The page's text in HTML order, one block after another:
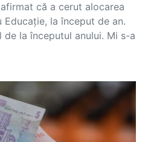
că a cerut alocarea
la început de an.
de la începutul anului. Mi s-a